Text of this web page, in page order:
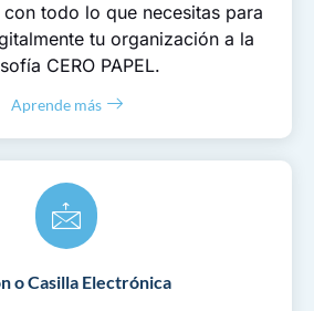
todo lo que necesitas para
tu organización a la
CERO PAPEL.
Aprende más
o Casilla Electrónica